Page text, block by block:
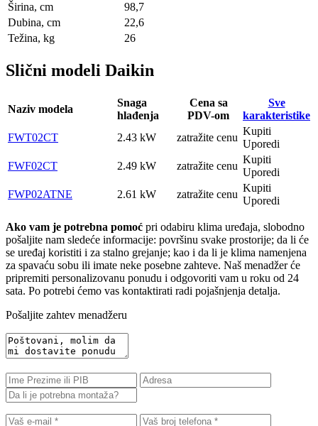
Širina, сm
98,7
Dubina, сm
22,6
Težina, kg
26
Slični modeli Daikin
Naziv modela
Snaga
hlađenja
Cena sa
PDV-om
Sve
karakteristike
FWT02CT
2.43 kW zatražite cenu
Kupiti
Uporedi
FWF02CT
2.49 kW zatražite cenu
Kupiti
Uporedi
FWP02ATNE
2.61 kW zatražite cenu
Kupiti
Uporedi
Ako vam je potrebna pomoć pri odabiru klima uređaja, slobodno
pošaljite nam sledeće informacije: površinu svake prostorije; da li će
se uređaj koristiti i za stalno grejanje; kao i da li je klima namenjena
za spavaću sobu ili imate neke posebne zahteve. Naš menadžer će
pripremiti personalizovanu ponudu i odgovoriti vam u roku od 24
sata. Po potrebi ćemo vas kontaktirati radi pojašnjenja detalja.
Pošaljite zahtev menadžeru